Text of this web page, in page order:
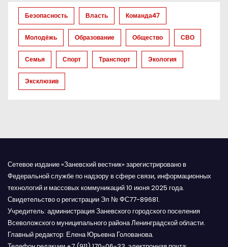
а
п
и
с
я
Безопасность Власть Команда47
Молодёжь Образование Общество СВО
Семья Спорт Транспорт Экология
Эксклюзив
Сетевое издание «Заневский вестник» зарегистрировано в
Федеральной службе по надзору в сфере связи, информационных
технологий и массовых коммуникаций 10 июня 2025 года.
Свидетельство о регистрации Эл № ФС77-89681.
Учредитель: администрация Заневского городского поселения
Всеволожского муниципального района Ленинградской области.
Главный редактор: Елена Юрьевна Голованова.